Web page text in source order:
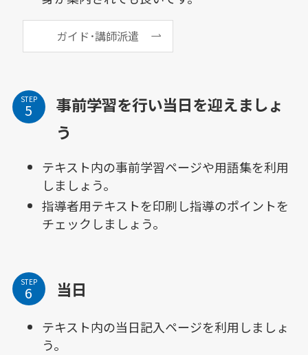
ガイド･講師派遣
STEP
事前学習を行い当日を迎えましょ
う
テキスト内の事前学習ページや用語集を利用
しましょう。
指導者用テキストを印刷し指導のポイントを
チェックしましょう。
STEP 当日
テキスト内の当日記入ページを利用しましょ
う。